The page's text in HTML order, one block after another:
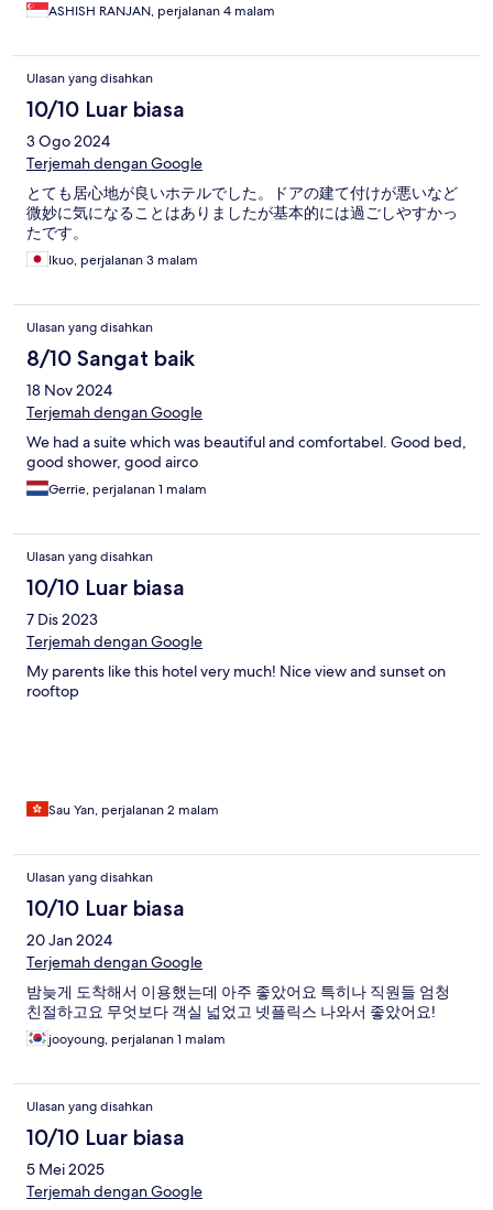
ASHISH RANJAN, perjalanan 4 malam
Ulasan yang disahkan
10/10 Luar biasa
3 Ogo 2024
Terjemah dengan Google
とても居心地が良いホテルでした。ドアの建て付けが悪いなど
微妙に気になることはありましたが基本的には過ごしやすかっ
たです。
Ikuo, perjalanan 3 malam
Ulasan yang disahkan
8/10 Sangat baik
18 Nov 2024
Terjemah dengan Google
We had a suite which was beautiful and comfortabel. Good bed,
good shower, good airco
Gerrie, perjalanan 1 malam
Ulasan yang disahkan
10/10 Luar biasa
7 Dis 2023
Terjemah dengan Google
My parents like this hotel very much! Nice view and sunset on
rooftop
Sau Yan, perjalanan 2 malam
Ulasan yang disahkan
10/10 Luar biasa
20 Jan 2024
Terjemah dengan Google
밤늦게 도착해서 이용했는데 아주 좋았어요 특히나 직원들 엄청
친절하고요 무엇보다 객실 넓었고 넷플릭스 나와서 좋았어요!
jooyoung, perjalanan 1 malam
Ulasan yang disahkan
10/10 Luar biasa
5 Mei 2025
Terjemah dengan Google